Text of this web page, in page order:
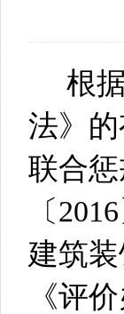
根
法》
联合
〔
建筑
《评